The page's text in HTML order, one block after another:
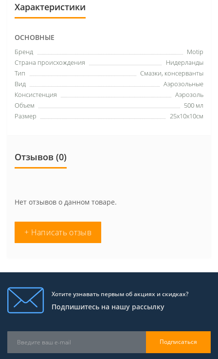
Характеристики
ОСНОВНЫЕ
Бренд
Motip
Страна происхождения
Нидерланды
Тип
Смазки, консерванты
Вид
Аэрозольные
Консистенция
Аэрозоль
Объем
500 мл
Размер
25х10х10см
Отзывов (0)
Нет отзывов о данном товаре.
+ Написать отзыв
Хотите узнавать первым об акциях и скидках?
Подпишитесь на нашу рассылку
Подписаться